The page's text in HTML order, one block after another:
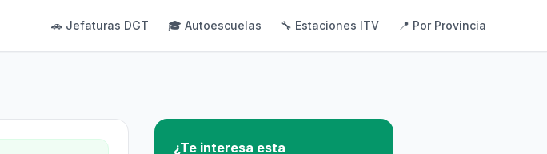
🚗 Jefaturas DGT 🎓 Autoescuelas 🔧 Estaciones ITV 📍 Por Provincia
¿Te interesa esta